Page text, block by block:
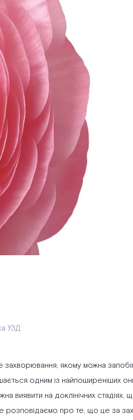
УЗД
захворювання, якому можна
одним із найпоширеніших
виявити на доклінічних стадіях,
розповідаємо про те, що це за